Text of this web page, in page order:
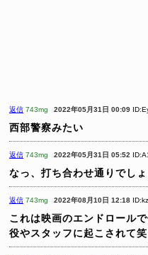
返信 743mg 2022年05月31日 00:09
西部警察みたい
返信 743mg 2022年05月31日 05:52
なっ、打ち合わせ通りでしょ
返信 743mg 2022年08月10日 12:18
これは映画のエンドロール
役やスタッフに起こされて